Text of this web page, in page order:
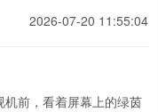
2026-07-20 11:55:04
前，看着屏幕上的绿茵